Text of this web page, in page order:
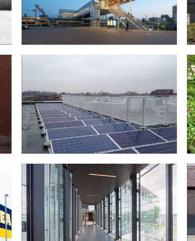
STATION IN ALKMAAR
RABOBANK DOMMELSTREEK IN GELDROP